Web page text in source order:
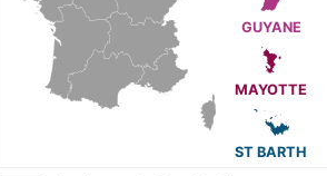
GUYANE
MAYOTTE
ST BARTH